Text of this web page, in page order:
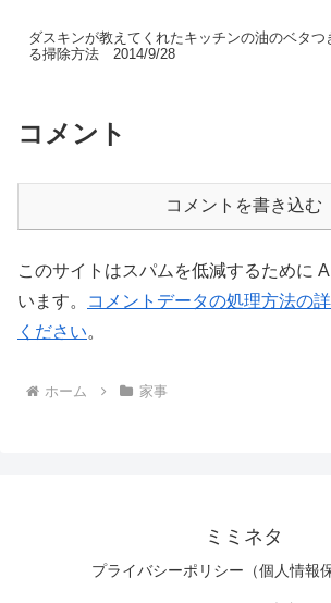
ダスキンが教えてくれたキッチンの油のベタつ
る掃除方法 2014/9/28
コメント
コメントを書き込む
このサイトはスパムを低減するために
います。
コメントデータの処理方法の
ください。
ホーム 家事
ミミネタ
プライバシーポリシー（個人情報